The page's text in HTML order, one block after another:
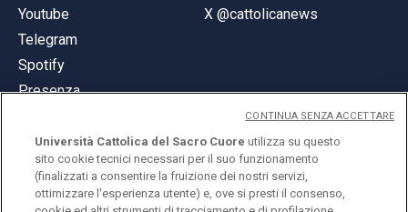
Youtube
Telegram
Spotify
Presenza
X @cattolicanews
© Università Cattolica del Sacro Cuore
Università Cattolica del Sacro Cuore utilizza su questo
sito cookie tecnici necessari per il suo funzionamento
(finalizzati a consentire la fruizione dei nostri servizi,
ottimizzare l'esperienza utente) e, ove si presti il consenso,
CONTINUA SENZA ACCETTARE